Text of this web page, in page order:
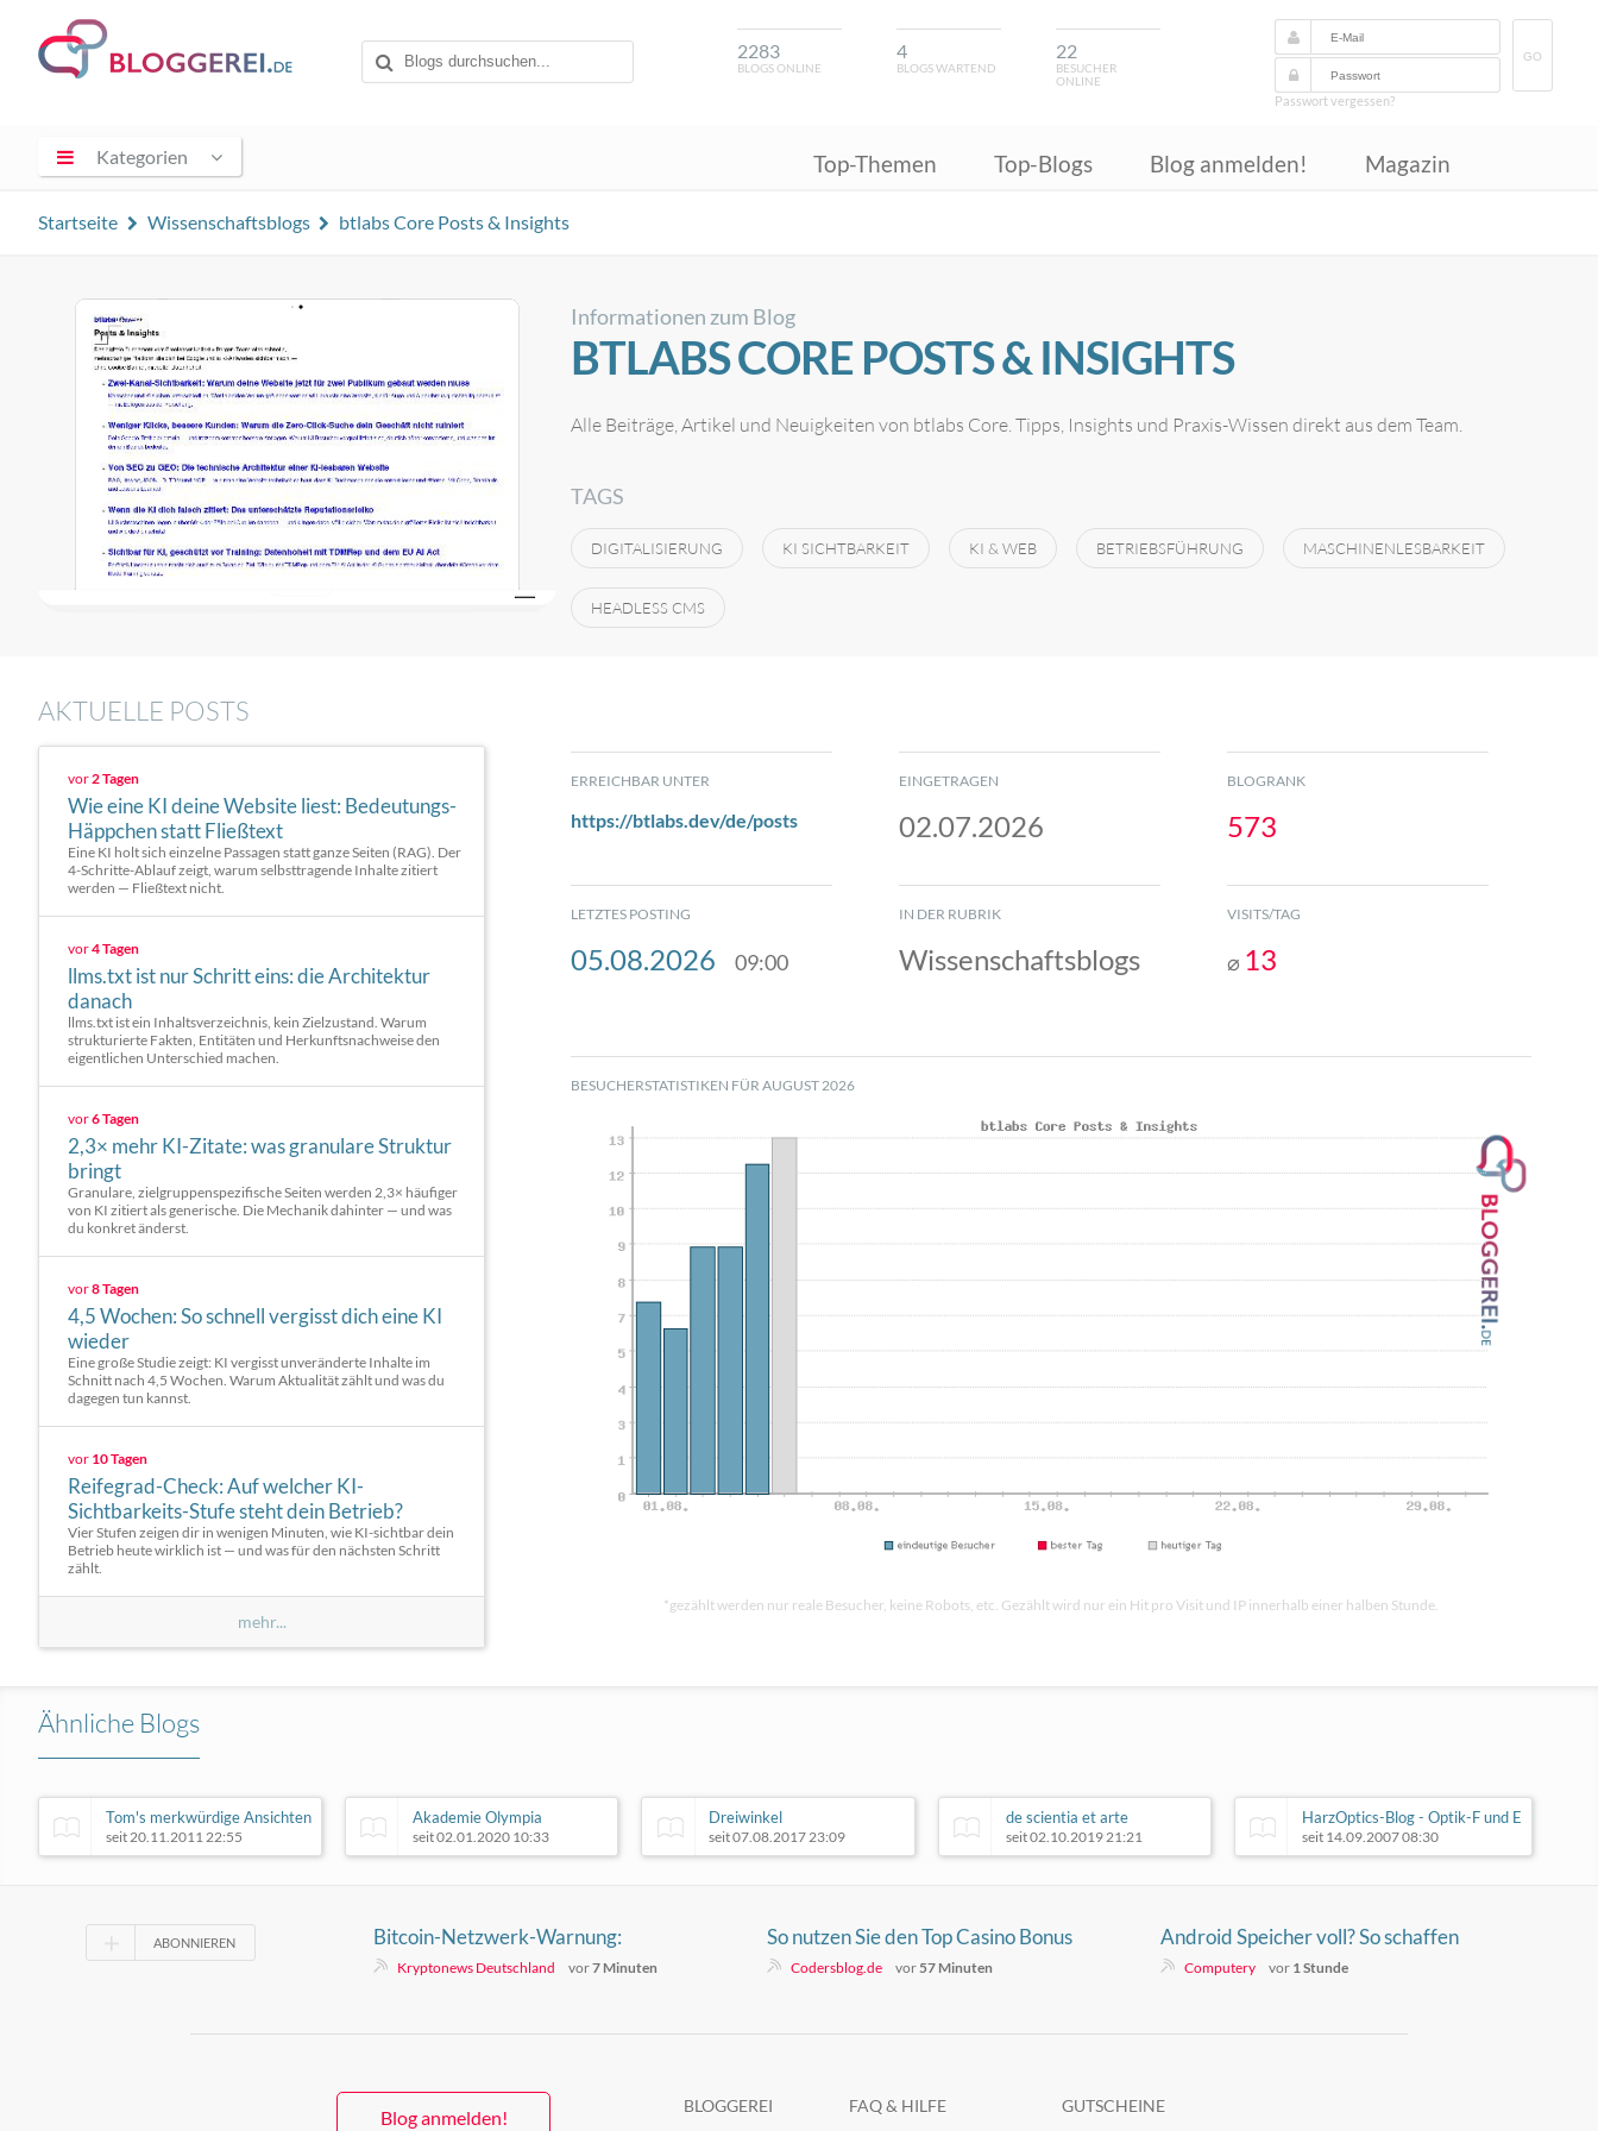
2283
BLOGS ONLINE
4
BLOGS WARTEND
22
BESUCHER
ONLINE
GO
Passwort vergessen?
Kategorien Top-Themen Top-Blogs Blog anmelden! Magazin
Startseite Wissenschaftsblogs btlabs Core Posts & Insights
Informationen zum Blog
BTLABS CORE POSTS & INSIGHTS
Alle Beiträge, Artikel und Neuigkeiten von btlabs Core. Tipps, Insights und Praxis-Wissen direkt aus dem Team.
TAGS
DIGITALISIERUNG KI SICHTBARKEIT KI & WEB BETRIEBSFÜHRUNG MASCHINENLESBARKEIT
HEADLESS CMS
AKTUELLE POSTS
vor2 Tagen
Wie eine KI deine Website liest: Bedeutungs-
Häppchen statt Fließtext
Eine KI holt sich einzelne Passagen statt ganze Seiten (RAG). Der
4-Schritte-Ablauf zeigt, warum selbsttragende Inhalte zitiert
werden — Fließtext nicht.
vor4 Tagen
llms.txt ist nur Schritt eins: die Architektur
danach
llms.txt ist ein Inhaltsverzeichnis, kein Zielzustand. Warum
strukturierte Fakten, Entitäten und Herkunftsnachweise den
eigentlichen Unterschied machen.
vor6 Tagen
2,3× mehr KI-Zitate: was granulare Struktur
bringt
Granulare, zielgruppenspezifische Seiten werden 2,3× häufiger
von KI zitiert als generische. Die Mechanik dahinter — und was
du konkret änderst.
vor8 Tagen
4,5 Wochen: So schnell vergisst dich eine KI
wieder
Eine große Studie zeigt: KI vergisst unveränderte Inhalte im
Schnitt nach 4,5 Wochen. Warum Aktualität zählt und was du
dagegen tun kannst.
vor 10 Tagen
Reifegrad-Check: Auf welcher KI-
Sichtbarkeits-Stufe steht dein Betrieb?
Vier Stufen zeigen dir in wenigen Minuten, wie KI-sichtbar dein
Betrieb heute wirklich ist — und was für den nächsten Schritt
zählt.
mehr...
ERREICHBAR UNTER
https://btlabs.dev/de/posts
EINGETRAGEN
02.07.2026
BLOGRANK
573
LETZTES POSTING
05.08.2026 09:00
IN DER RUBRIK
Wissenschaftsblogs
VISITS/TAG
⌀ 13
BESUCHERSTATISTIKEN FÜR AUGUST 2026
*gezählt werden nur reale Besucher, keine Robots, etc. Gezählt wird nur ein Hit pro Visit und IP innerhalb einer halben Stunde.
Ähnliche Blogs
Tom's merkwürdige Ansichten
seit 20.11.2011 22:55
Akademie Olympia
seit 02.01.2020 10:33
Dreiwinkel
seit 07.08.2017 23:09
de scientia et arte
seit 02.10.2019 21:21
HarzOptics-Blog - Optik-F und E
seit 14.09.2007 08:30
ABONNIEREN
Bitcoin-Netzwerk-Warnung:
Entwickler entdecken fast 5.000
Kryptonews Deutschland vor7 Minuten
So nutzen Sie den Top Casino Bonus
Österreich optimal für Ihre Gewinne
Codersblog.de vor57 Minuten
Android Speicher voll? So schaffen
Sie schnell Platz
Computery vor 1 Stunde
Blog anmelden!
BLOGGEREI FAQ & HILFE GUTSCHEINE